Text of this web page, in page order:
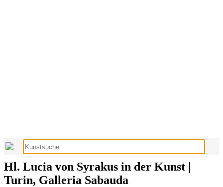
Hl. Lucia von Syrakus in der Kunst |
Turin, Galleria Sabauda